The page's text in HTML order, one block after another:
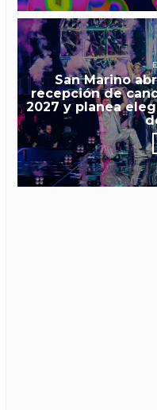
San Marino
recepción de
2027 y planea